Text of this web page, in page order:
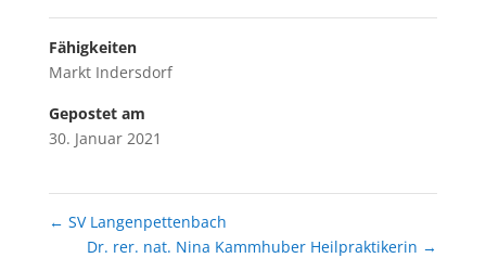
Fähigkeiten
Markt Indersdorf
Gepostet am
30. Januar 2021
← SV Langenpettenbach
Dr. rer. nat. Nina Kammhuber Heilpraktikerin →